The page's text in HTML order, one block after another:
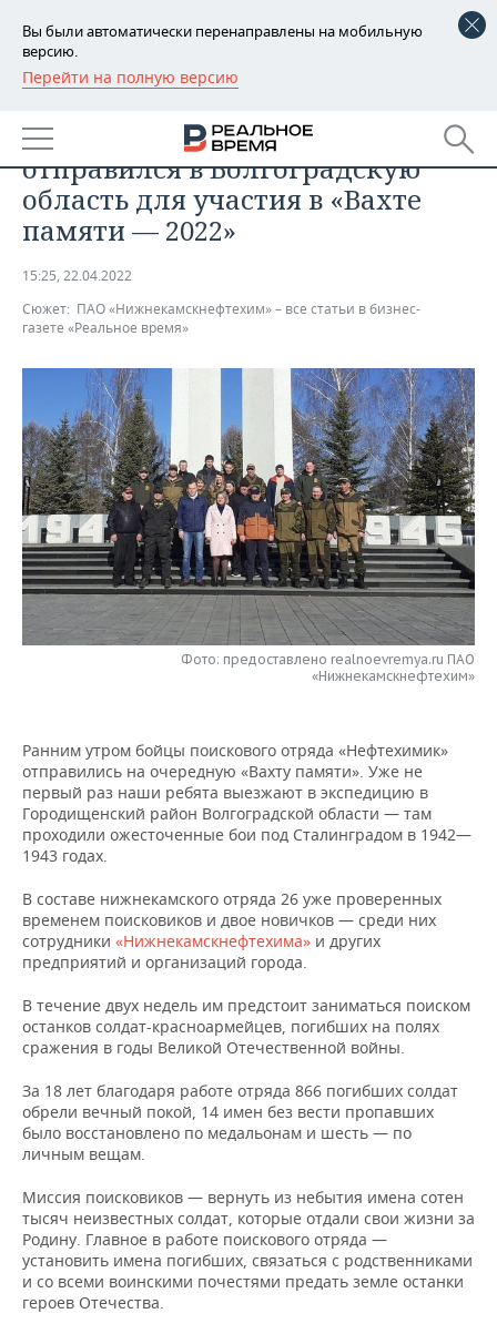
Вы были автоматически перенаправлены на мобильную
версию.
Перейти на полную версию
РЕГИОНЫ
БАШКОРТОСТАН
ТАТАРСТАН
УДМУРТИЯ
НОВОСТИ
АНАЛИТИКА
НОВОСТИ АНАЛИТИКИ
ДЕКЛАРАЦИИ О ДОХОДАХ
КОРОЛИ ГОСЗАКАЗА ПФО
ВУЗЫ ТАТАРСТАНА
КОМУ ПРИНАДЛЕЖАТ
ТОРГОВЫЕ ЦЕНТРЫ
ТАТАРСТАНА
ЭКОНОМИКА
НОВОСТИ ЭКОНОМИКИ
ФИНАНСЫ
БАНКИ
БЮДЖЕТ
ИНВЕСТИЦИИ
ПРОМЫШЛЕННОСТЬ
НОВОСТИ
АГРОПРОМ
МАШИНОСТРОЕНИЕ
НЕФТЕХИМИЯ
НЕФТЬ
ОПК
НЕДВИЖИМОСТЬ
НОВОСТИ НЕДВИЖИМОСТИ
НОВОСТИ АВТО
БИЗНЕС
НОВОСТИ БИЗНЕСА
РОЗНИЧНАЯ ТОРГОВЛЯ
ТРАНСПОРТ
УСЛУГИ
ТЕХНОЛОГИИ
НОВОСТИ ТЕХНОЛОГИЙ
IT
МЕДИА
МЕРОПРИЯТИЯ
НОВОСТИ МЕРОПРИЯТИЙ
ВЫЕЗДНАЯ РЕДАКЦИЯ
ONLINE-КОНФЕРЕНЦИИ
ОТКРЫТАЯ ЛЕКЦИЯ
СПОРТ
НОВОСТИ СПОРТА
ХОККЕЙ
БАСКЕТБОЛ
ВОЛЕЙБОЛ
КИБЕРСПОРТ
ФИГУРНОЕ КАТАНИЕ
ВОДНЫЕ ВИДЫ СПОРТА
ХОККЕЙ С МЯЧОМ
ОБЩЕСТВО
ВЛАСТЬ
ИНФРАСТРУКТУРА
ИСТОРИЯ
КУЛЬТУРА
МЕДИЦИНА
ОБРАЗОВАНИЕ
ПРОИСШЕСТВИЯ
СЮЖЕТЫ
СПРАВОЧНИК
СПИСОК ПЕРСОН
СПИСОК КОМПАНИЙ
ПОЛНАЯ ВЕРСИЯ
Поисковый отряд «Нефтехимик»
отправился в Волгоградскую
область для участия в «Вахте
памяти — 2022»
15:25, 22.04.2022
Сюжет: ПАО «Нижнекамскнефтехим» – все статьи в бизнес-
газете «Реальное время»
Фото: предоставлено realnoevremya.ru ПАО
«Нижнекамскнефтехим»
Ранним утром бойцы поискового отряда «Нефтехимик»
отправились на очередную «Вахту памяти». Уже не
первый раз наши ребята выезжают в экспедицию в
Городищенский район Волгоградской области — там
проходили ожесточенные бои под Сталинградом в 1942—
1943 годах.
В составе нижнекамского отряда 26 уже проверенных
временем поисковиков и двое новичков — среди них
сотрудники «Нижнекамскнефтехима» и других
предприятий и организаций города.
В течение двух недель им предстоит заниматься поиском
останков солдат-красноармейцев, погибших на полях
сражения в годы Великой Отечественной войны.
За 18 лет благодаря работе отряда 866 погибших солдат
обрели вечный покой, 14 имен без вести пропавших
было восстановлено по медальонам и шесть — по
личным вещам.
Миссия поисковиков — вернуть из небытия имена сотен
тысяч неизвестных солдат, которые отдали свои жизни за
Родину. Главное в работе поискового отряда —
установить имена погибших, связаться с родственниками
и со всеми воинскими почестями предать земле останки
героев Отечества.